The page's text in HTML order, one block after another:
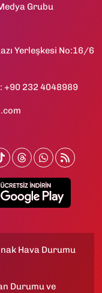
Grubu
Yerleşkesi No:16/6
+90 232 4048989
Hava Durumu
Durumu ve